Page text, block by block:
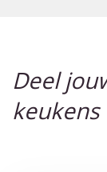
Deel
keukens